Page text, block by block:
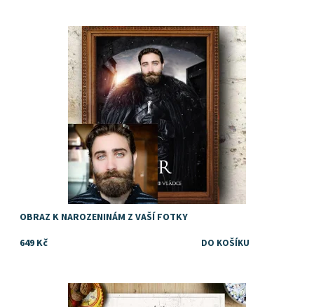
Dostupnost: Skladem
OBRAZ K NAROZENINÁM Z VAŠÍ FOTKY
649 Kč
Darujte výjimečný dárek k narození dítěte. Obraz s mapou
hvězdné oblohy podle data a místa narození